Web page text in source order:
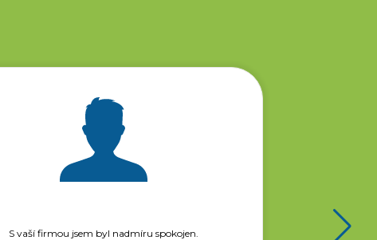
S vaší firmou jsem byl nadmíru spokojen.